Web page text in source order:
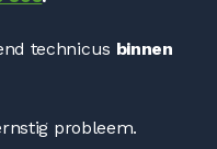
technicus binnen
probleem.